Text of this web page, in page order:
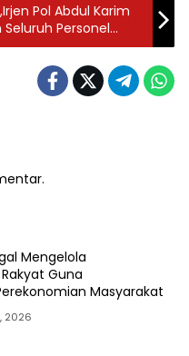
Pol Abdul Karim
Personel
Mengelola
Guna
Masyarakat
2026